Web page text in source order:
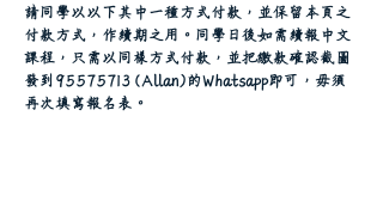
請同學以以下其中一種方式付款， 並保留本頁之
付款方式，作續期之用。同學日後如需續報中文
課程，只需以同樣方式付款，並把繳款確認截圖
發到95575713 (Allan)的Whatsapp即可，毋須
再次填寫報名表。